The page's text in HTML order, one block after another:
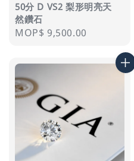
50分 D VS2 梨形明亮天
然鑽石
Regular
MOP$ 9,500.00